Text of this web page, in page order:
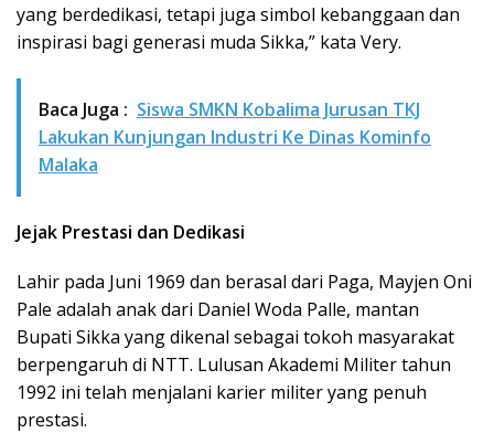
yang berdedikasi, tetapi juga simbol kebanggaan dan
inspirasi bagi generasi muda Sikka,” kata Very.
Baca Juga : Siswa SMKN Kobalima Jurusan TKJ
Lakukan Kunjungan Industri Ke Dinas Kominfo
Malaka
Jejak Prestasi dan Dedikasi
Lahir pada Juni 1969 dan berasal dari Paga, Mayjen Oni
Pale adalah anak dari Daniel Woda Palle, mantan
Bupati Sikka yang dikenal sebagai tokoh masyarakat
berpengaruh di NTT. Lulusan Akademi Militer tahun
1992 ini telah menjalani karier militer yang penuh
prestasi.